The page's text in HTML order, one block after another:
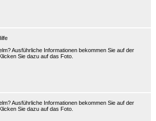
Ausführliche Informationen bekommen Sie auf der
Sie dazu auf das Foto.
Ausführliche Informationen bekommen Sie auf der
Sie dazu auf das Foto.